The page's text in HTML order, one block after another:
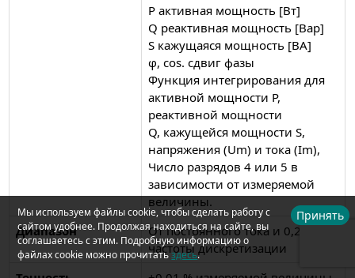
P активная мощность [Вт]
Q реактивная мощность [Вар]
S кажущаяся мощность [ВА]
φ, cos. сдвиг фазы
Функция интегрирования для
активной мощности P,
реактивной мощности
Q, кажущейся мощности S,
напряжения (Um) и тока (Im),
Число разрядов 4 или 5 в
зависимости от измеряемой
величины.
Диапазон
От постоянного тока и 0,2 Гц до
частоты дискретизации
Мы используем файлы cookie, чтобы сделать работу с
сайтом удобнее. Продолжая находиться на сайте, вы
соглашаетесь с этим. Подробную информацию о
файлах cookie можно прочитатьздесь.
Принять